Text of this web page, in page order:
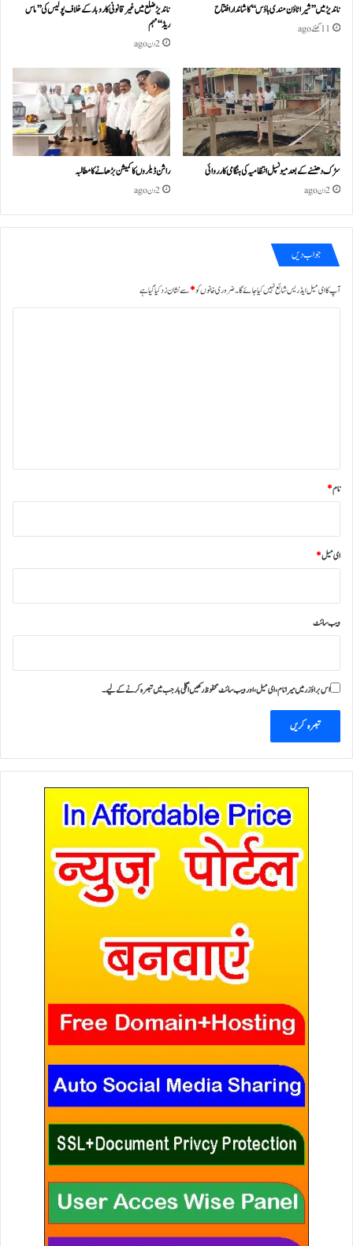
ناندیڑ میں ’’شیرا ٹاؤن مندی ہاؤس‘‘ کا شاندار افتتاح
11 گھنٹے ago
ناندیڑ ضلع میں غیر قانونی کاروبار کے خلاف پولیس کی ’’ماس
ریڈ‘‘ مہم
2 دن ago
سڑک دھنسنے کے بعد میونسپل انتظامیہ کی ہنگامی کارروائی
2 دن ago
راشن ڈیلروں کا کمیشن بڑھانے کا مطالبہ
2 دن ago
جواب دیں
آپ کا ای میل ایڈریس شائع نہیں کیا جائے گا۔ضروری خانوں کو*سے نشان زد کیا گیا ہے
نام*
ای میل*
ویب‌ سائٹ
اس براؤزر میں میرا نام، ای میل، اور ویب سائٹ محفوظ رکھیں اگلی بار جب میں تبصرہ کرنے کےلیے۔